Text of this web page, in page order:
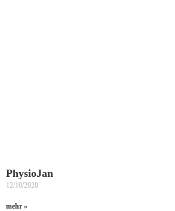
PhysioJan
12/10/2020
mehr »